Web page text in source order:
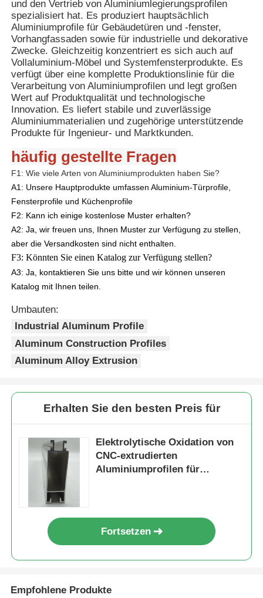
Werksbesichtigung
Qualitätskontrolle
Kontaktieren Sie uns
Angebot anfordern
Extrusionsaluminiumprofile
Aluminium Küchenprofile
Aluminiumfenster-Profile
Aluminium-Türprofile
Industriealuminium-Extrusion
Zubehör für Aluminiumprofile
Flügelfensterprofile
Fassadenprofile
Poliertes Aluminiumprofil
Profile aus Aluminium
Vorteile
Stabilität in Hochhäusern oder
2. Die oberen und unteren
Nutdesigns erleichtern die
präzise Verbindung mit
Dichtungskomponenten und
Beschlägen und können in
Kombination mit der
Mehrkammerstruktur äußeren
Kräften wie starkem Wind und
Erdbeben wirksam
und verformen sich über einen
unwahrscheinlich.
3. Die Mehrkammerstruktur
erzeugt eine Luftschicht, die
Wärme- und Kälteleitung
erheblich reduziert. In
Kombination mit Isolierstreifen
wird es zu einer
bahnbrechenden
Austausch von Innen- und
Außenwärme wirksam
abgedichteten Nuten können
mehrere Wassersperren
die wirksam das Eindringen
Wasser und Staub verhindern,
Energieeffizienz verbessern.
und den Vertrieb von Aluminiumlegierungsprofilen
spezialisiert hat. Es produziert hauptsächlich
Aluminiumprofile für Gebäudetüren und -fenster,
Vorhangfassaden sowie für industrielle und dekorative
Zwecke. Gleichzeitig konzentriert es sich auch auf
Vollaluminium-Möbel und Systemfensterprodukte. Es
verfügt über eine komplette Produktionslinie für die
Verarbeitung von Aluminiumprofilen und legt großen
Wert auf Produktqualität und technologische
Innovation. Es liefert stabile und zuverlässige
Aluminiummaterialien und zugehörige unterstützende
Produkte für Ingenieur- und Marktkunden.
häufig gestellte Fragen
F1: Wie viele Arten von Aluminiumprodukten haben Sie?
A1: Unsere Hauptprodukte umfassen Aluminium-Türprofile,
Fensterprofile und Küchenprofile
F2: Kann ich einige kostenlose Muster erhalten?
A2: Ja, wir freuen uns, Ihnen Muster zur Verfügung zu stellen,
aber die Versandkosten sind nicht enthalten.
F3: Könnten Sie einen Katalog zur Verfügung stellen?
A3: Ja, kontaktieren Sie uns bitte und wir können unseren
Katalog mit Ihnen teilen.
Umbauten:
Industrial Aluminum Profile
Aluminum Construction Profiles
Aluminum Alloy Extrusion
Erhalten Sie den besten Preis für
Elektrolytische Oxidation von
CNC-extrudierten
Aluminiumprofilen für
Fortsetzen
Empfohlene Produkte